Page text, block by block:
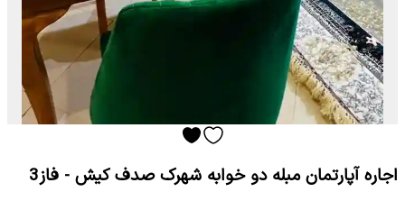
اجاره آپارتمان مبله دو خوابه شهرک صدف کیش - فاز3